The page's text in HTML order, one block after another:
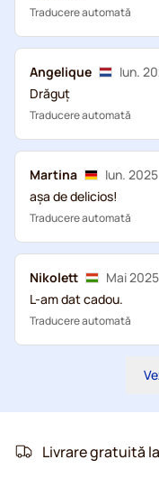
Traducere automată
Angelique
Iun.
Drăguț
Traducere automată
Martina
Iun. 2025
așa de delicios!
Traducere automată
Nikolett
Mai 2025
L-am dat cadou.
Traducere automată
Livrare gratuită